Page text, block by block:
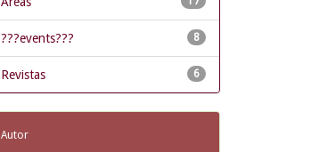
8
???events???
6
Revistas
Autor